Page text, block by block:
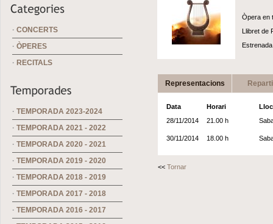
· CONCERTS
· ÒPERES
· RECITALS
· TEMPORADA 2023-2024
· TEMPORADA 2021 - 2022
· TEMPORADA 2020 - 2021
· TEMPORADA 2019 - 2020
· TEMPORADA 2018 - 2019
· TEMPORADA 2017 - 2018
· TEMPORADA 2016 - 2017
Òpera en
Llibret de
Representacions
Data Horari
Lloc
28/11/2014
21.00 h
30/11/2014 18.00 h
<< Tornar